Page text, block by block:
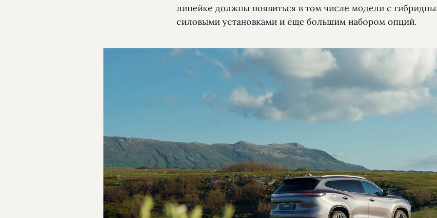
линейке должны появиться в том числе модели с
силовыми установками и еще большим набором опций.